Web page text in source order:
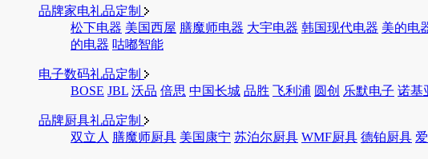
品牌家电礼品定制
松下电器 美国西屋 膳魔师电器 大宇电器 韩国现代电器 美的电
的电器 咕嘟智能
电子数码礼品定制
BOSE JBL 沃品 倍思 中国长城 品胜 飞利浦 圆创 乐默电子 诺基
品牌厨具礼品定制
双立人 膳魔师厨具 美国康宁 苏泊尔厨具 WMF厨具 德铂厨具